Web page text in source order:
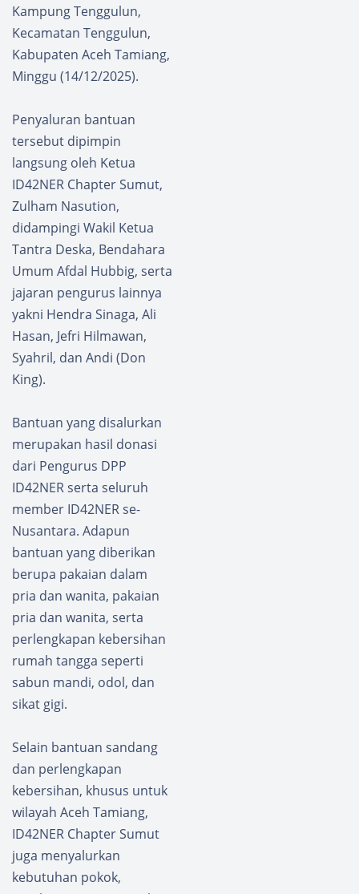
Kampung Tenggulun,
Kecamatan Tenggulun,
Kabupaten Aceh Tamiang,
Minggu (14/12/2025).
Penyaluran bantuan
tersebut dipimpin
langsung oleh Ketua
ID42NER Chapter Sumut,
Zulham Nasution,
didampingi Wakil Ketua
Tantra Deska, Bendahara
Umum Afdal Hubbig, serta
jajaran pengurus lainnya
yakni Hendra Sinaga, Ali
Hasan, Jefri Hilmawan,
Syahril, dan Andi (Don
King).
Bantuan yang disalurkan
merupakan hasil donasi
dari Pengurus DPP
ID42NER serta seluruh
member ID42NER se-
Nusantara. Adapun
bantuan yang diberikan
berupa pakaian dalam
pria dan wanita, pakaian
pria dan wanita, serta
perlengkapan kebersihan
rumah tangga seperti
sabun mandi, odol, dan
sikat gigi.
Selain bantuan sandang
dan perlengkapan
kebersihan, khusus untuk
wilayah Aceh Tamiang,
ID42NER Chapter Sumut
juga menyalurkan
kebutuhan pokok,